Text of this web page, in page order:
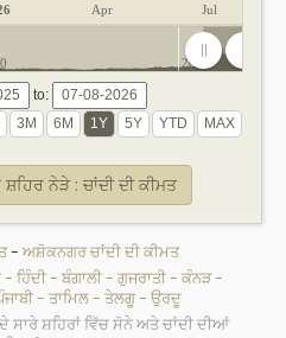
Apr Jul
2025
to:
ਨੇੜੇ : ਚਾਂਦੀ ਦੀ ਕੀਮਤ
- ਅਸ਼ੋਕਨਗਰ ਚਾਂਦੀ ਦੀ ਕੀਮਤ
- ਹਿੰਦੀ- ਬੰਗਾਲੀ- ਗੁਜਰਾਤੀ- ਕੰਨੜ-
- ਤਾਮਿਲ- ਤੇਲਗੂ- ਉਰਦੂ
ਸਾਰੇ ਸ਼ਹਿਰਾਂ ਵਿੱਚ ਸੋਨੇ ਅਤੇ ਚਾਂਦੀ ਦੀਆਂ